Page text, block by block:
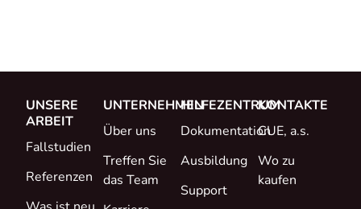
UNSERE
ARBEIT
Fallstudien
Referenzen
UNTERNEHMEN
Über uns
Treffen Sie
das Team
HILFEZENTRUM
Dokumentation
Ausbildung
Support
KONTAKTE
CUE, a.s.
Wo zu
kaufen